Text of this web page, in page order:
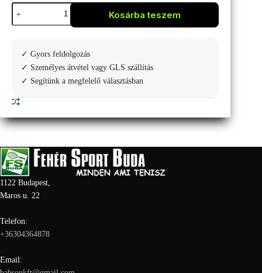
Head
Pro
X
Large
mennyiség
Kosárba teszem
✓ Gyors feldolgozás
✓ Személyes átvétel vagy GLS szállítás
✓ Segítünk a megfelelő választásban
1122 Budapest,
Maros u. 22
Telefon:
+36304364878
Email: